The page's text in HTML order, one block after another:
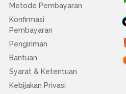
Metode Pembayaran
Konfirmasi
Pembayaran
Pengiriman
Bantuan
Syarat & Ketentuan
Kebijakan Privasi